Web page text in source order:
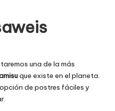
una de la más
que existe en el planeta.
de postres fáciles y